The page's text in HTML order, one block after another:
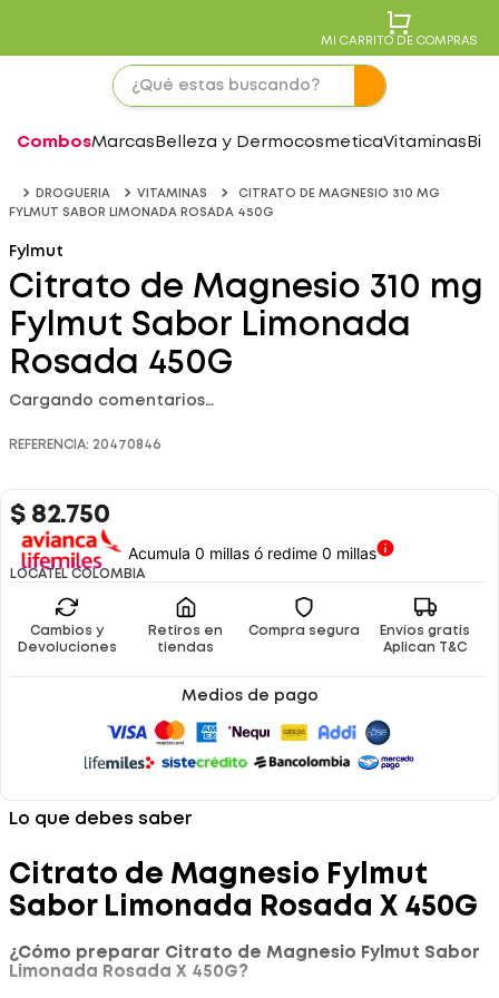
MI CARRITO DE COMPRAS
CombosMarcas Belleza y DermocosmeticaVitaminas
DROGUERIA VITAMINAS
CITRATO DE MAGNESIO 310 MG
FYLMUT SABOR LIMONADA ROSADA 450G
Fylmut
Citrato de Magnesio 310 mg
Fylmut Sabor Limonada
Rosada 450G
Cargando comentarios…
REFERENCIA: 20470846
$ 82.750
Acumula 0 millas ó redime 0 millas
LOCATEL COLOMBIA
Cambios y
Devoluciones
Retiros en
tiendas
Compra segura
Envíos gratis
Aplican T&C
Medios de pago
Lo que debes saber
Citrato de Magnesio Fylmut
Sabor Limonada Rosada X 450G
¿Cómo preparar Citrato de Magnesio Fylmut Sabor
Limonada Rosada X 450G?